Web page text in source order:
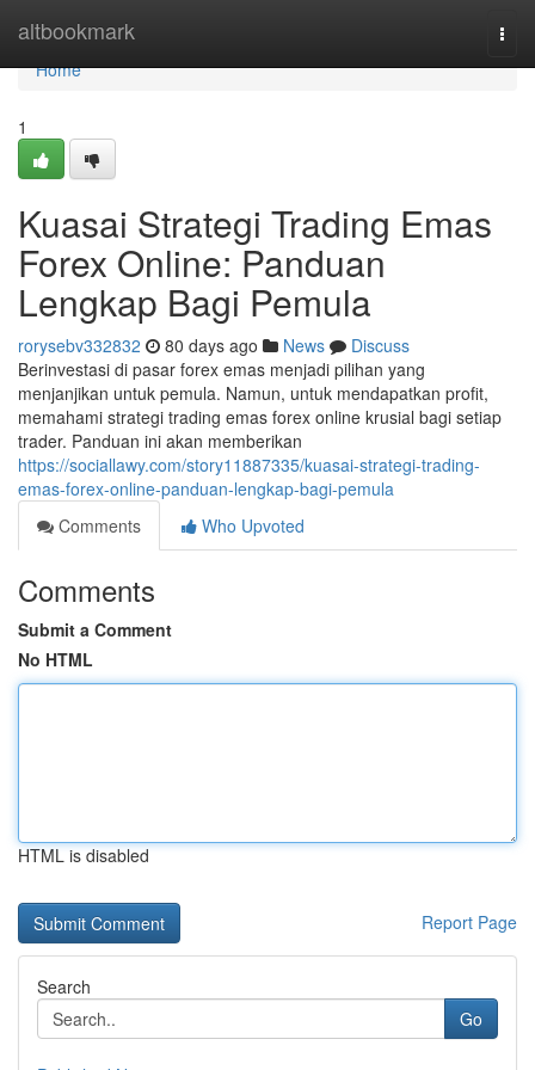
altbookmark
Home
Home
1
Kuasai Strategi Trading Emas
Forex Online: Panduan
Lengkap Bagi Pemula
rorysebv332832 80 days ago News
Discuss
Berinvestasi di pasar forex emas menjadi pilihan yang
menjanjikan untuk pemula. Namun, untuk mendapatkan profit,
memahami strategi trading emas forex online krusial bagi setiap
trader. Panduan ini akan memberikan
https://sociallawy.com/story11887335/kuasai-strategi-trading-
emas-forex-online-panduan-lengkap-bagi-pemula
Comments
Who Upvoted
Comments
Submit a Comment
No HTML
HTML is disabled
Report Page
Search
Go